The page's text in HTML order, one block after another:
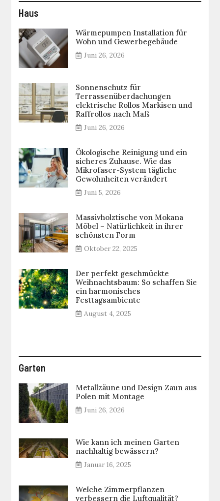
Haus
Wärmepumpen Installation für
Wohn und Gewerbegebäude
Juni 26, 2026
Sonnenschutz für
Terrassenüberdachungen
elektrische Rollos Markisen und
Raffrollos nach Maß
Juni 26, 2026
Ökologische Reinigung und ein
sicheres Zuhause. Wie das
Mikrofaser-System tägliche
Gewohnheiten verändert
Juni 5, 2026
Massivholztische von Mokana
Möbel – Natürlichkeit in ihrer
schönsten Form
Oktober 22, 2025
Der perfekt geschmückte
Weihnachtsbaum: So schaffen Sie
ein harmonisches
Festtagsambiente
August 4, 2025
Garten
Metallzäune und Design Zaun aus
Polen mit Montage
Juni 26, 2026
Wie kann ich meinen Garten
nachhaltig bewässern?
Januar 16, 2025
Welche Zimmerpflanzen
verbessern die Luftqualität?